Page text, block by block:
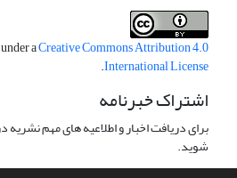
aCreative Commons Attribution 4.0
International License
.
اشتراک خبرنامه
برای دریافت اخبار و اطلاعیه های مهم
شوید.